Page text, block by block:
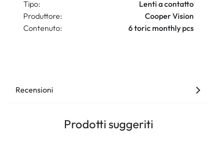
Tipo:
Lenti a contatto
Produttore:
Cooper Vision
Contenuto:
6 toric monthly pcs
Recensioni
Prodotti suggeriti